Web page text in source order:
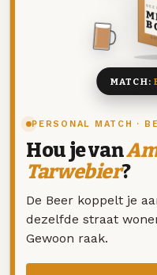
PERSONAL MATCH ·
Hou je van
Tarwebier?
De Beer koppelt je
dezelfde straat
Gewoon raak.
8
MATCH: